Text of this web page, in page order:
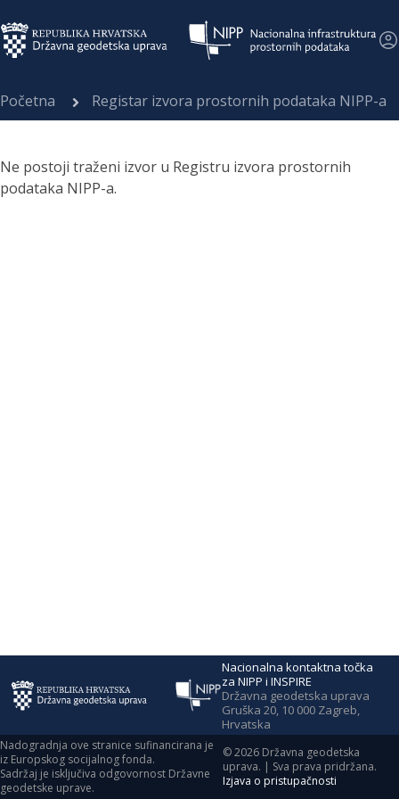
Početna Registar izvora prostornih podataka NIPP-a
Ne postoji traženi izvor u Registru izvora prostornih
podataka NIPP-a.
Nacionalna kontaktna točka
za NIPP i INSPIRE
Državna geodetska uprava
Gruška 20, 10 000 Zagreb,
Hrvatska
Nadogradnja ove stranice sufinancirana je
iz Europskog socijalnog fonda.
Sadržaj je isključiva odgovornost Državne
geodetske uprave.
©2026 Državna geodetska
uprava. | Sva prava pridržana.
Izjava o pristupačnosti